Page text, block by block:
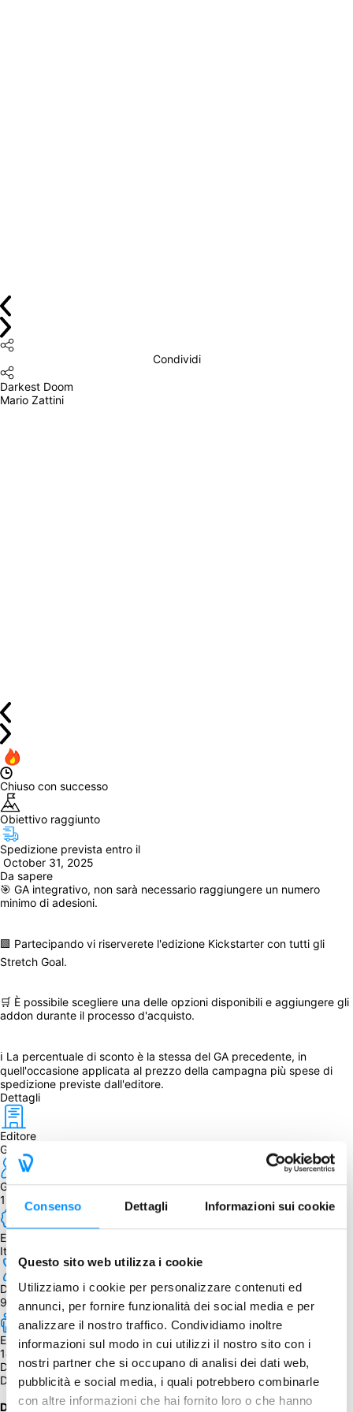
Consenso Dettagli Informazioni sui cookie
Questo sito web utilizza i cookie
Utilizziamo i cookie per personalizzare contenuti ed
annunci, per fornire funzionalità dei social media e per
analizzare il nostro traffico. Condividiamo inoltre
informazioni sul modo in cui utilizzi il nostro sito con i
nostri partner che si occupano di analisi dei dati web,
pubblicità e social media, i quali potrebbero combinarle
con altre informazioni che hai fornito loro o che hanno
Condividi
Darkest Doom
Mario Zattini
Chiuso con successo
Obiettivo raggiunto
Spedizione prevista entro il
October 31, 2025
Da sapere
🎯 GA integrativo, non sarà necessario raggiungere un numero
minimo di adesioni.
🟩 Partecipando vi riserverete l'edizione Kickstarter con tutti gli
Stretch Goal.
🛒 È possibile scegliere una delle opzioni disponibili e aggiungere gli
addon durante il processo d'acquisto.
️ℹ️ La percentuale di sconto è la stessa del GA precedente, in
quell'occasione applicata al prezzo della campagna più spese di
spedizione previste dall'editore.
Dettagli
Editore
Game Start Studio
Giocatori
1 - 4
Edizione
Italiana
Durata
90 - 150 min.
Età
14+
Descrizione
Darkest Doom: sopravvivi all'oscurità e conquista la gloria!
Darkest Doom è un gioco di strategia competitivo con elementi